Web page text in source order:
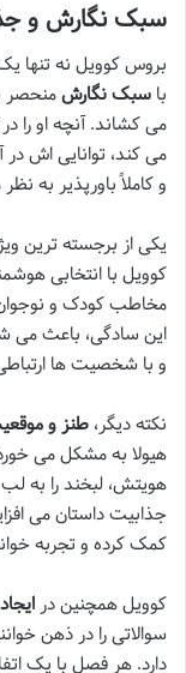
سبک نگارش و
بروس کوویل نه تنها
با سبک نگارشمنحصر
می کشاند. آنچه او را
می کند، توانایی اش
و کاملاً باورپذیر به
یکی از برجسته ترین
کوویل با انتخابی
مخاطب کودک و نوجوان
این سادگی، باعث می
و با شخصیت ها
نکته دیگر، طنز و
هیولا به مشکل می
هویتش، لبخند را به
جذابیت داستان می
کمک کرده و تجربه
کوویل همچنین در
سوالاتی را در ذهن
دارد. هر فصل با یک